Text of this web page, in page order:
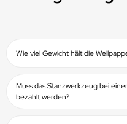
Wie viel Gewicht hält die
Muss das Stanzwerkzeug bei
bezahlt werden?